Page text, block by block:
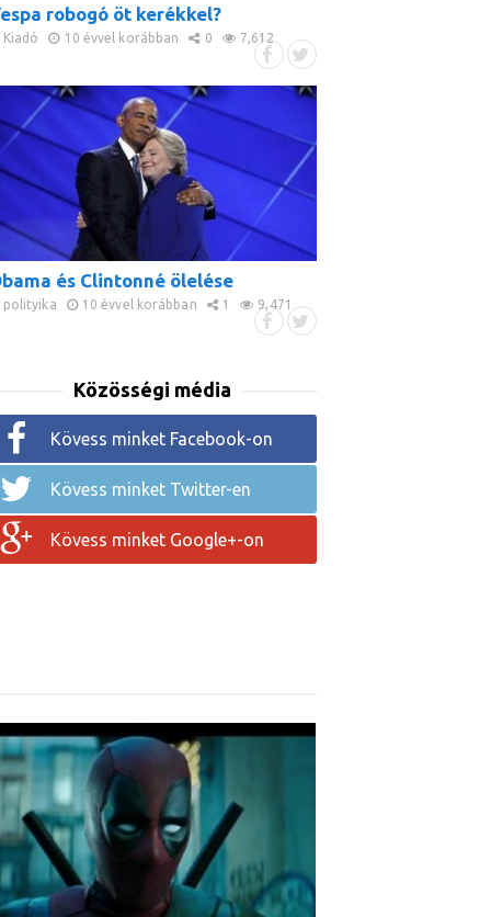
robogó öt kerékkel?
Kiadó 10 évvel korábban 0 7,612
és Clintonné ölelése
polityika 10 évvel korábban 1 9,471
Közösségi média
Kövess minket Facebook-on
Kövess minket Twitter-en
Kövess minket Google+-on